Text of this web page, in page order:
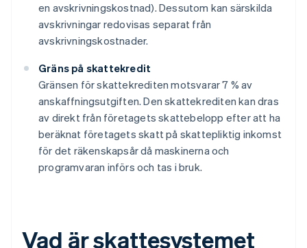
en avskrivningskostnad). Dessutom kan särskilda
avskrivningar redovisas separat från
avskrivningskostnader.
Gräns på skattekredit
Gränsen för skattekrediten motsvarar 7 % av
anskaffningsutgiften. Den skattekrediten kan dras
av direkt från företagets skattebelopp efter att ha
beräknat företagets skatt på skattepliktig inkomst
för det räkenskapsår då maskinerna och
programvaran införs och tas i bruk.
Vad är skattesystemet